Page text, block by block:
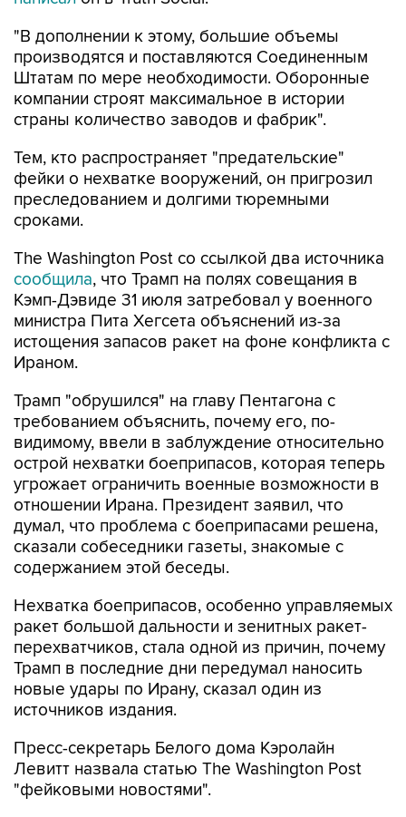
"В дополнении к этому, большие объемы
производятся и поставляются Соединенным
Штатам по мере необходимости. Оборонные
компании строят максимальное в истории
страны количество заводов и фабрик".
Тем, кто распространяет "предательские"
фейки о нехватке вооружений, он пригрозил
преследованием и долгими тюремными
сроками.
The Washington Post со ссылкой два источника
сообщила, что Трамп на полях совещания в
Кэмп-Дэвиде 31 июля затребовал у военного
министра Пита Хегсета объяснений из-за
истощения запасов ракет на фоне конфликта с
Ираном.
Трамп "обрушился" на главу Пентагона с
требованием объяснить, почему его, по-
видимому, ввели в заблуждение относительно
острой нехватки боеприпасов, которая теперь
угрожает ограничить военные возможности в
отношении Ирана. Президент заявил, что
думал, что проблема с боеприпасами решена,
сказали собеседники газеты, знакомые с
содержанием этой беседы.
Нехватка боеприпасов, особенно управляемых
ракет большой дальности и зенитных ракет-
перехватчиков, стала одной из причин, почему
Трамп в последние дни передумал наносить
новые удары по Ирану, сказал один из
источников издания.
Пресс-секретарь Белого дома Кэролайн
Левитт назвала статью The Washington Post
"фейковыми новостями".